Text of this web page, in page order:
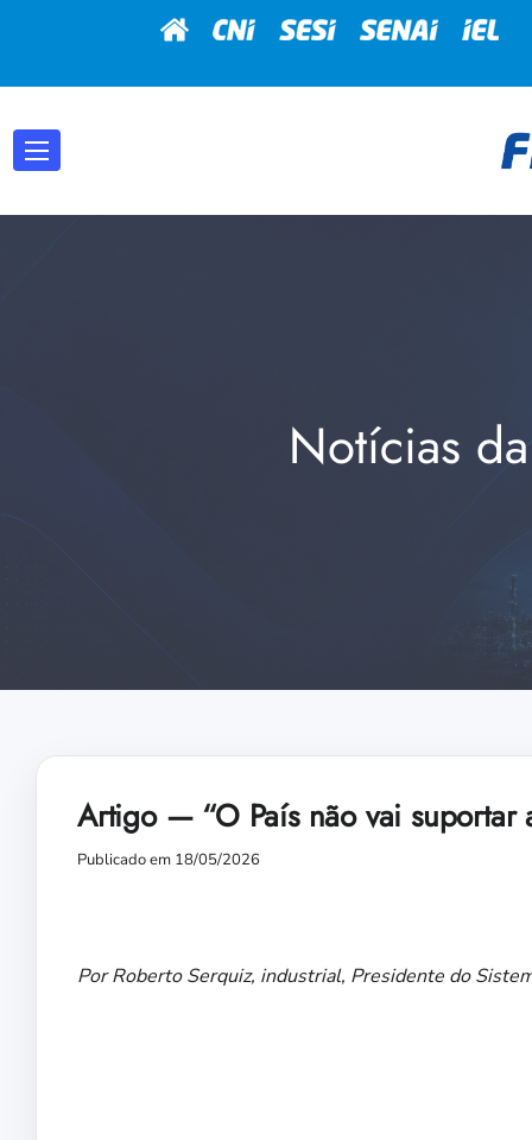
Notícias
Artigo — “O País não vai suportar
Publicado em 18/05/2026
Por Roberto Serquiz, industrial, Presidente do